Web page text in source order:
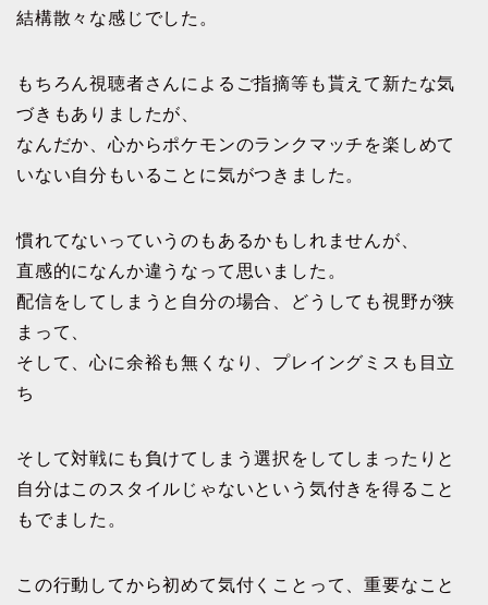
結構散々な感じでした。
もちろん視聴者さんによるご指摘等も貰えて新たな気
づきもありましたが、
なんだか、心からポケモンのランクマッチを楽しめて
いない自分もいることに気がつきました。
慣れてないっていうのもあるかもしれませんが、
直感的になんか違うなって思いました。
配信をしてしまうと自分の場合、どうしても視野が狭
まって、
そして、心に余裕も無くなり、プレイングミスも目立
ち
そして対戦にも負けてしまう選択をしてしまったりと
自分はこのスタイルじゃないという気付きを得ること
もでました。
この行動してから初めて気付くことって、重要なこと